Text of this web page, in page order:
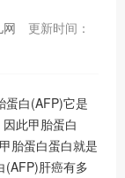
更新时间：
蛋白(AFP)它是
此甲胎蛋白
胎蛋白蛋白就是
(AFP)肝癌有多